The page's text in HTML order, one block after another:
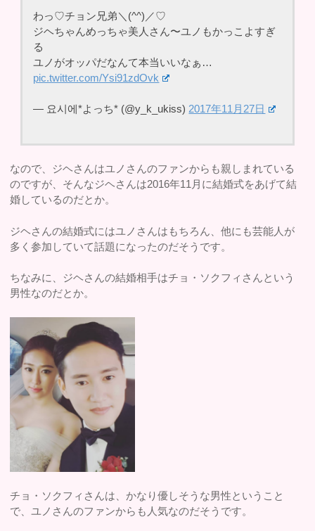
わっ♡チョン兄弟＼(^^)／♡
ジヘちゃんめっちゃ美人さん〜ユノもかっこよすぎ
る
ユノがオッパだなんて本当いいなぁ…
pic.twitter.com/Ysi91zdOvk
— 요시에*よっち* (@y_k_ukiss) 2017年11月27日
なので、ジヘさんはユノさんのファンからも親しまれている
のですが、そんなジヘさんは2016年11月に結婚式をあげて結
婚しているのだとか。
ジヘさんの結婚式にはユノさんはもちろん、他にも芸能人が
多く参加していて話題になったのだそうです。
ちなみに、ジヘさんの結婚相手はチョ・ソクフィさんという
男性なのだとか。
チョ・ソクフィさんは、かなり優しそうな男性ということ
で、ユノさんのファンからも人気なのだそうです。